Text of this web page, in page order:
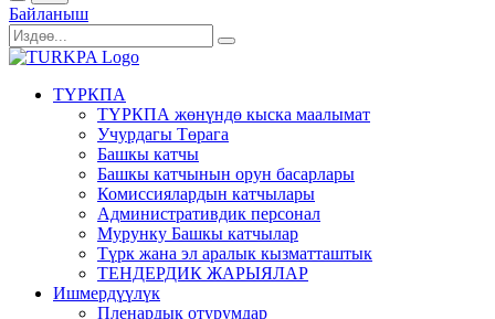
Байланыш
ТҮРКПА
ТҮРКПА жөнүндө кыска маалымат
Учурдагы Төрага
Башкы катчы
Башкы катчынын орун басарлары
Комиссиялардын катчылары
Административдик персонал
Мурунку Башкы катчылар
Түрк жана эл аралык кызматташтык
ТЕНДЕРДИК ЖАРЫЯЛАР
Ишмердүүлүк
Пленардык отурумдар